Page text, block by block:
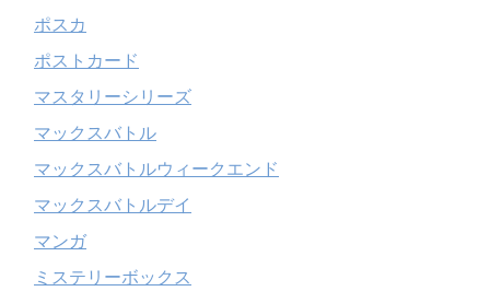
ポスカ
ポストカード
マスタリーシリーズ
マックスバトル
マックスバトルウィークエンド
マックスバトルデイ
マンガ
ミステリーボックス